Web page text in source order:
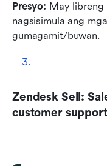
Presyo: May
nagsisimula ang
gumagamit/buwan.
Zendesk Sell:
customer support